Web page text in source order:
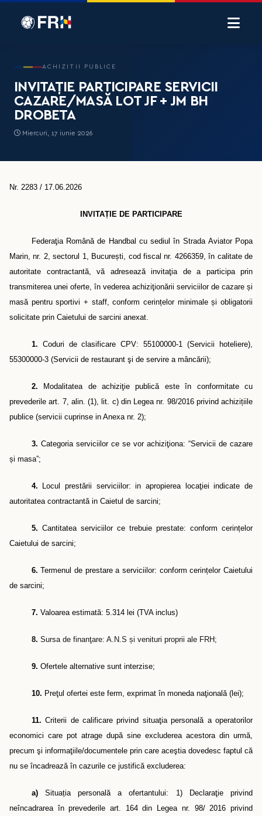
ACHIZITII PUBLICE
INVITAȚIE PARTICIPARE SERVICII
CAZARE/MASĂ LOT JF + JM BH
DROBETA
Miercuri, 17 iunie 2026
Nr. 2283 / 17.06.2026
INVITAȚIE DE PARTICIPARE
Federaţia Română de Handbal cu sediul în Strada Aviator Popa
Marin, nr. 2, sectorul 1, București, cod fiscal nr. 4266359,în calitate de
autoritate contractantă, vă adresează invitaţia de a participa prin
transmiterea unei oferte, în vederea achiziţionării serviciilor de cazare și
masă pentru sportivi + staff, conform cerințelor minimale și obligatorii
solicitate prin Caietului de sarcini anexat.
1. Coduri de clasificare CPV: 55100000-1 (Servicii hoteliere),
55300000-3 (Servicii de restaurant şi de servire a mâncării);
2. Modalitatea de achiziţie publică este în conformitate cu
prevederile art. 7, alin. (1), lit. c) din Legea nr. 98/2016 privind achizițiile
publice (servicii cuprinse in Anexa nr. 2);
3. Categoria serviciilor ce se vor achiziţiona: “Servicii de cazare
și masa”;
4. Locul prestării serviciilor: in apropierea locaţiei indicate de
autoritatea contractantă in Caietul de sarcini;
5. Cantitatea serviciilor ce trebuie prestate: conform cerințelor
Caietului de sarcini;
6. Termenul de prestare a serviciilor: conform cerințelor Caietului
de sarcini;
7. Valoarea estimată: 5.314 lei (TVA inclus)
8. Sursa de finanţare: A.N.S și venituri proprii ale FRH;
9. Ofertele alternative sunt interzise;
10. Preţul ofertei este ferm, exprimat în moneda naţională (lei);
11. Criterii de calificare privind situaţia personală a operatorilor
economici care pot atrage după sine excluderea acestora din urmă,
precum şi informaţiile/documentele prin care aceştia dovedesc faptul că
nu se încadrează în cazurile ce justifică excluderea:
a)Situația personală a ofertantului: 1) Declaraţie privind
neîncadrarea în prevederile art. 164 din Legea nr. 98/ 2016 privind